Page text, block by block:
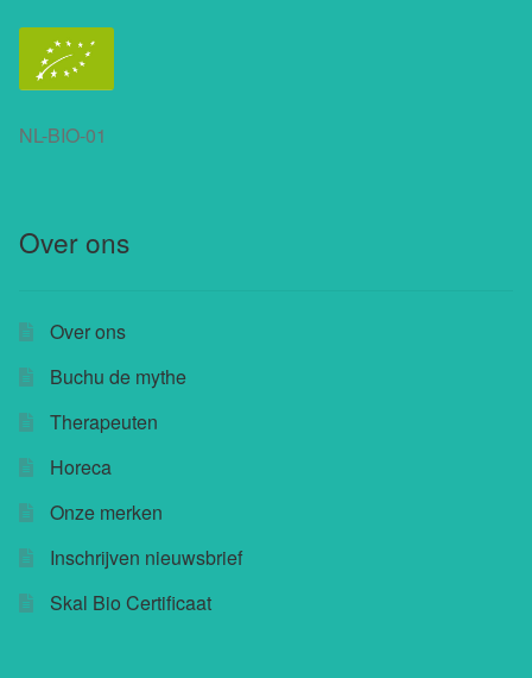
NL-BIO-01
Over ons
Over ons
Buchu de mythe
Therapeuten
Horeca
Onze merken
Inschrijven nieuwsbrief
Skal Bio Certificaat